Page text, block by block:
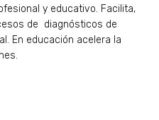
y educativo. Facilita,
de diagnósticos de
En educación acelera la